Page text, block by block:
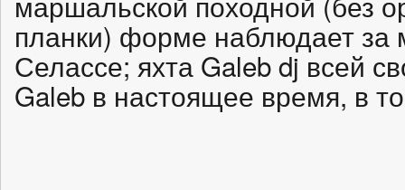
планки) форме наблюдает за
Селассе; яхта Galeb dj всей
Galeb в настоящее время, в